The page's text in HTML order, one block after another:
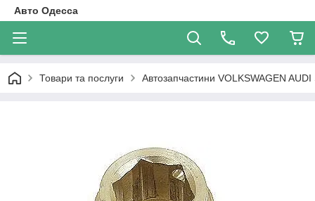
Авто Одесса
Товари та послуги Автозапчастини VOLKSWAGEN AUDI